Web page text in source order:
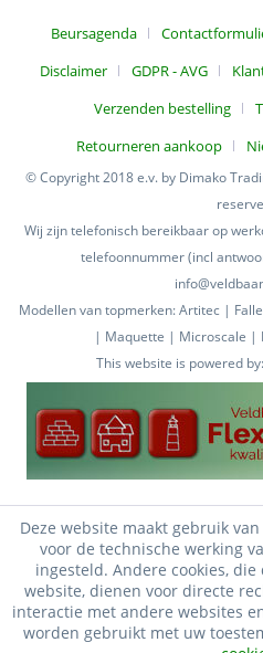
Beursagenda
Disclaimer
GDPR - AVG
Verzenden bestelling
Retourneren aankoop
© Copyright 2018 e.v. by Dimako
Wij zijn telefonisch bereikbaar op
telefoonnummer (incl
Modellen van topmerken: Artitec |
| Maquette | Microscale |
This website is powered by:
Deze website maakt gebruik
voor de technische werking
ingesteld. Andere cookies,
website, dienen voor directe
interactie met andere websites
worden gebruikt met uw